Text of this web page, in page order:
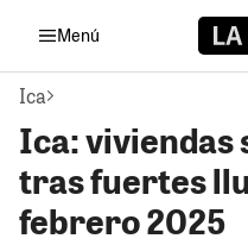
Menú
Ica
Ica: viviendas
tras fuertes
febrero 2025